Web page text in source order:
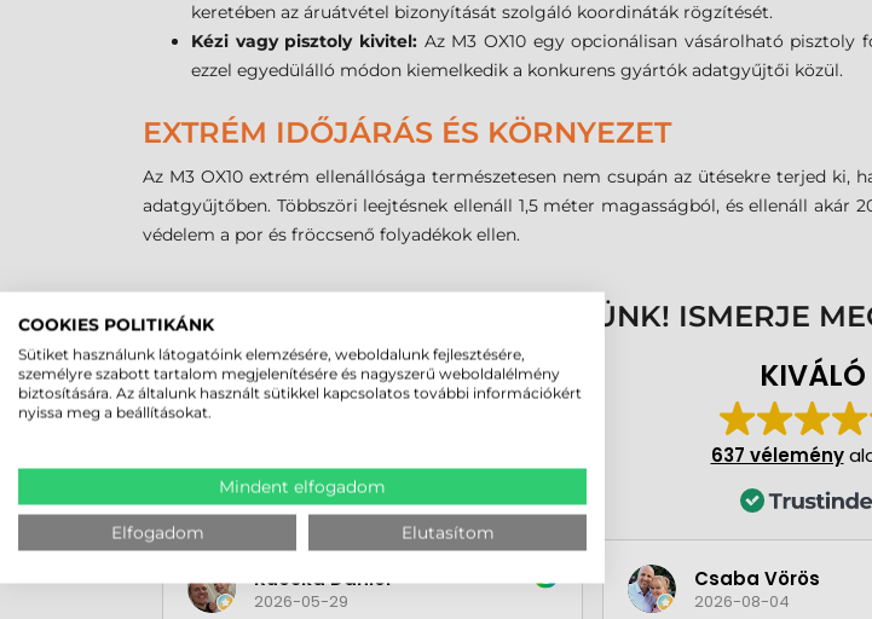
keretében az áruátvétel bizonyítását szolgáló koordináták rögzítését.
Kézi vagy pisztoly kivitel: Az M3 OX10 egy opcionálisan vásárolható
ezzel egyedülálló módon kiemelkedik a konkurens gyártók adatgyűjtői közül.
EXTRÉM IDŐJÁRÁS ÉS KÖRNYEZET
Az M3 OX10 extrém ellenállósága természetesen nem csupán az ütésekre terjed ki,
adatgyűjtőben. Többszöri leejtésnek ellenáll 1,5 méter magasságból, és ellenáll akár
védelem a por és fröccsenő folyadékok ellen.
MEGBÍZHAT BENNÜNK! ISMERJE
KIVÁLÓ
637 vélemény
Rucska Dániel
2026-05-29
Csaba Vörös
2026-08-04
COOKIES POLITIKÁNK
Sütiket használunk látogatóink elemzésére, weboldalunk fejlesztésére,
személyre szabott tartalom megjelenítésére és nagyszerű weboldalélmény
biztosítására. Az általunk használt sütikkel kapcsolatos további információkért
nyissa meg a beállításokat.
Mindent elfogadom
Elfogadom Elutasítom